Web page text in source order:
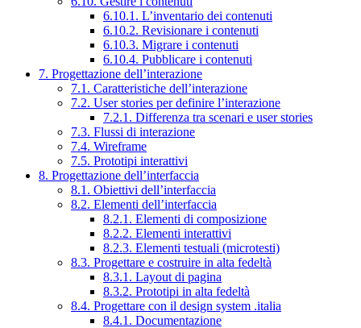
6.10.1. L’inventario dei contenuti
6.10.2. Revisionare i contenuti
6.10.3. Migrare i contenuti
6.10.4. Pubblicare i contenuti
7. Progettazione dell’interazione
7.1. Caratteristiche dell’interazione
7.2. User stories per definire l’interazione
7.2.1. Differenza tra scenari e user stories
7.3. Flussi di interazione
7.4. Wireframe
7.5. Prototipi interattivi
8. Progettazione dell’interfaccia
8.1. Obiettivi dell’interfaccia
8.2. Elementi dell’interfaccia
8.2.1. Elementi di composizione
8.2.2. Elementi interattivi
8.2.3. Elementi testuali (microtesti)
8.3. Progettare e costruire in alta fedeltà
8.3.1. Layout di pagina
8.3.2. Prototipi in alta fedeltà
8.4. Progettare con il design system .italia
8.4.1. Documentazione